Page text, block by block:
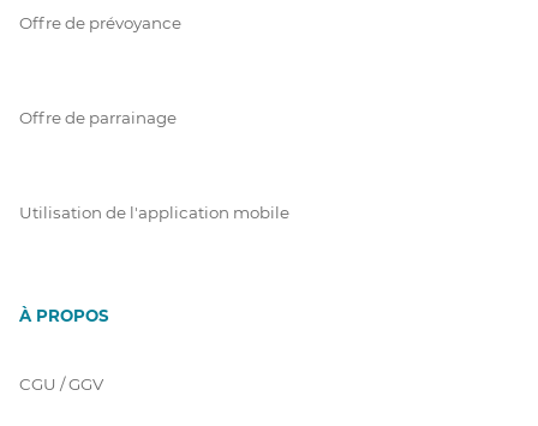
Offre de prévoyance
Offre de parrainage
Utilisation de l'application mobile
À PROPOS
CGU / GGV